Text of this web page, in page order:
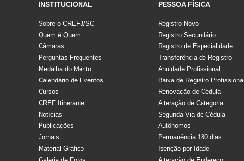
INSTITUCIONAL
Sobre o CREF3/SC
Quem é Quem
Câmaras
Perguntas Frequentes
Medalha do Mérito
Calendário de Eventos
Cursos
CREF Itinerante
Notícias
Publicações
Jornais
Material Gráfico
PESSOA FÍSICA
Registro Novo
Registro Secundário
Registro de Especialidade
Transferência de Registro
Anuidade Profissional
Baixa de Registro Profissional
Renovação de Cédula
Alteração de Categoria
Segunda Via de Cédula
Autônomos
Permanência 180 dias
Isenção por Idade